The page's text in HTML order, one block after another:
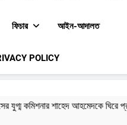
ফিচার আইন-আদালত
POLICY
ঘিরে প্রশ্ন পুরস্কার,